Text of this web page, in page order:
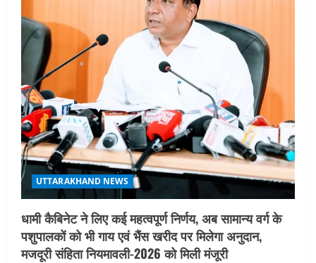
a
t
i
o
n
UTTARAKHAND NEWS
धामी कैबिनेट ने लिए कई महत्वपूर्ण निर्णय, अब सामान्य वर्ग के
पशुपालकों को भी गाय एवं भैंस खरीद पर मिलेगा अनुदान,
मजदूरी संहिता नियमावली-2026 को मिली मंजूरी